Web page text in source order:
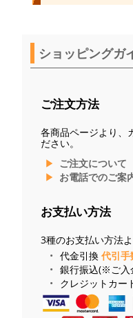
ショッピングガ
ご注文方法
各商品ページより、
ださい。
ご注文について
お電話でのご案
お支払い方法
3種のお支払い方法
代金引換 代引手
銀行振込(※ご入
クレジットカー